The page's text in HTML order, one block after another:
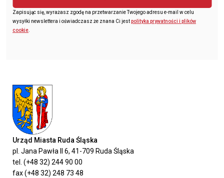
Zapisując się, wyrażasz zgodę na przetwarzanie Twojego adresu e-mail w celu
wysyłki newslettera i oświadczasz że znana Ci jestpolityka prywatności i plików
cookie.
Urząd Miasta Ruda Śląska
pl. Jana Pawła II 6, 41-709 Ruda Śląska
tel. (+48 32) 244 90 00
fax (+48 32) 248 73 48